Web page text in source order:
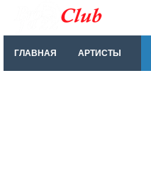
ГЛАВНАЯ АРТИСТЫ